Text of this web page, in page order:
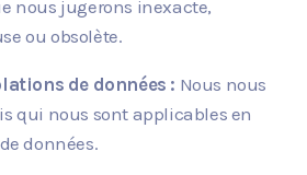
nous jugerons inexacte,
ou obsolète.
de données : Nous nous
qui nous sont applicables en
données.